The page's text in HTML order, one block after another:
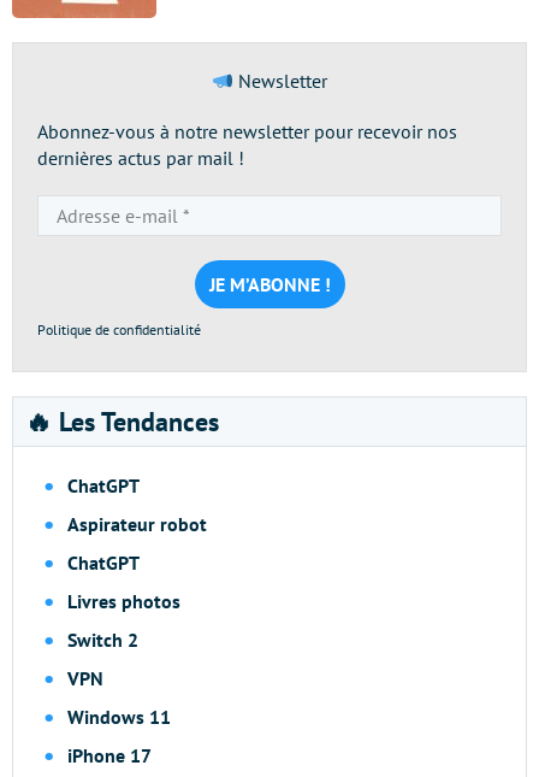
Newsletter
Abonnez-vous à notre newsletter pour recevoir nos
dernières actus par mail !
e-
mail
*
Politique de confidentialité
🔥 Les Tendances
ChatGPT
Aspirateur robot
ChatGPT
Livres photos
Switch 2
VPN
Windows 11
iPhone 17